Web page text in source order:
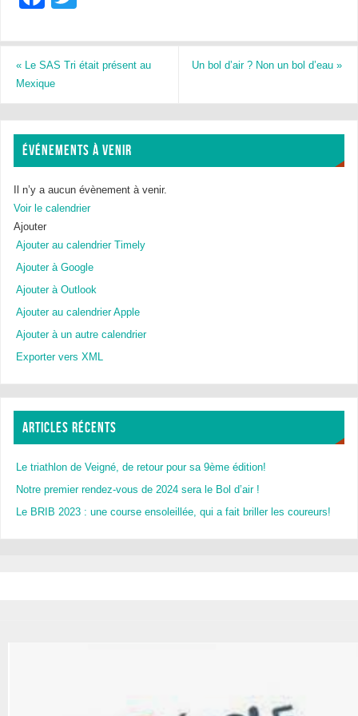
c
e
b
o
o
k
tt
er
«Le SAS Tri était présent au
Mexique
Un bol d’air ? Non un bol d’eau»
ÉVÉNEMENTS À VENIR
Il n’y a aucun évènement à venir.
Voir le calendrier
Ajouter
Ajouter au calendrier Timely
Ajouter à Google
Ajouter à Outlook
Ajouter au calendrier Apple
Ajouter à un autre calendrier
Exporter vers XML
ARTICLES RÉCENTS
Le triathlon de Veigné, de retour pour sa 9ème édition!
Notre premier rendez-vous de 2024 sera le Bol d’air !
Le BRIB 2023 : une course ensoleillée, qui a fait briller les coureurs!